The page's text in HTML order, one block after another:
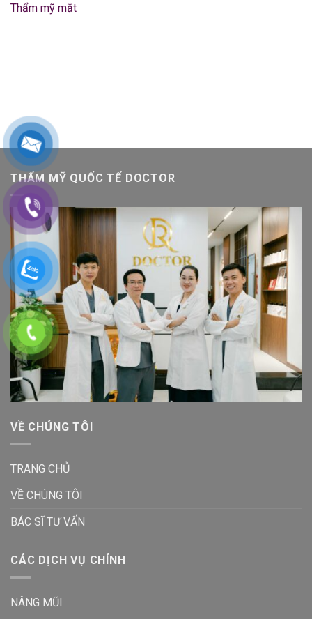
Thẩm mỹ mắt
THẨM MỸ QUỐC TẾ DOCTOR
VỀ CHÚNG TÔI
TRANG CHỦ
VỀ CHÚNG TÔI
BÁC SĨ TƯ VẤN
CÁC DỊCH VỤ CHÍNH
NÂNG MŨI